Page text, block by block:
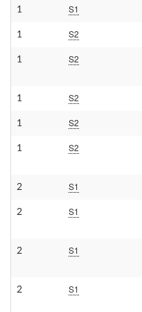
1 S1
1 S2
1 S2
1 S2
1 S2
1 S2
2 S1
2 S1
2 S1
2 S1